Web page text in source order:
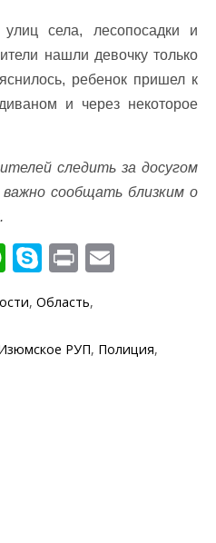
села, лесопосадки и
нашли девочку только
ребенок пришел к
и через некоторое
следить за досугом
сообщать близким о
W
at
s
S
k
y
p
Pr
t
l
, Область,
РУП, Полиция,